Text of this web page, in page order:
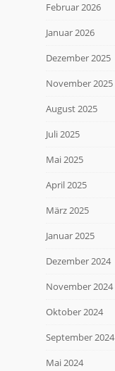
Februar 2026
Januar 2026
Dezember 2025
November 2025
August 2025
Juli 2025
Mai 2025
April 2025
März 2025
Januar 2025
Dezember 2024
November 2024
Oktober 2024
September 2024
Mai 2024